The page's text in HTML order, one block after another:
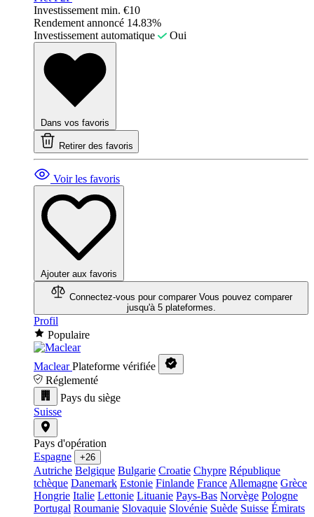
Investissement min. €10
Rendement annoncé 14.83%
Investissement automatique
Oui
Dans vos favoris
Retirer des favoris
Voir les favoris
Ajouter aux favoris
Connectez-vous pour comparer Vous pouvez comparer
jusqu'à 5 plateformes.
Profil
Populaire
Maclear Plateforme vérifiée
Réglementé
Pays du siège
Suisse
Pays d'opération
Espagne
+26
Autriche Belgique Bulgarie Croatie Chypre République
tchèque Danemark Estonie Finlande France Allemagne Grèce
Hongrie Italie Lettonie Lituanie Pays-Bas Norvège Pologne
Portugal Roumanie Slovaquie Slovénie Suède Suisse Émirats